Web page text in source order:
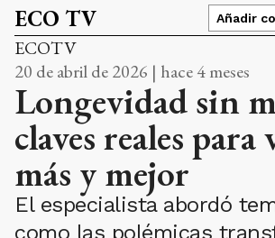
ECO TV Añadir
ECOTV
20 de abril de 2026 | hace 4 meses
Longevidad sin
claves reales
más y mejor
El especialista abordó